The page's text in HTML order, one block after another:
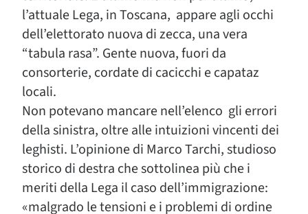
l’attuale Lega, in Toscana, appare agli occhi
dell’elettorato nuova di zecca, una vera
“tabula rasa”. Gente nuova, fuori da
consorterie, cordate di cacicchi e capataz
locali.
Non potevano mancare nell’elenco gli errori
della sinistra, oltre alle intuizioni vincenti dei
leghisti. L’opinione di Marco Tarchi, studioso
storico di destra che sottolinea più che i
meriti della Lega il caso dell’immigrazione:
«malgrado le tensioni e i problemi di ordine